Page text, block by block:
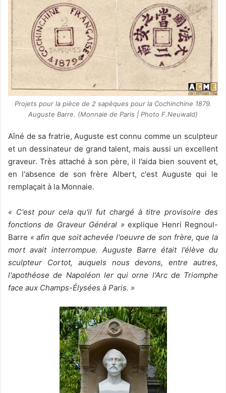
Projets pour la pièce de 2 sapèques pour la Cochinchine 1879.
Auguste Barre. (Monnaie de Paris | Photo F.Neuwald)
Aîné de sa fratrie, Auguste est connu comme un sculpteur
et un dessinateur de grand talent, mais aussi un excellent
graveur. Très attaché à son père, il l’aida bien souvent et,
en l'absence de son frère Albert, c'est Auguste qui le
remplaçait à la Monnaie.
« C'est pour cela qu'il fut chargé à titre provisoire des
fonctions de Graveur Général »explique Henri Regnoul-
Barre « afin que soit achevée l'oeuvre de son frère, que la
mort avait interrompue. Auguste Barre était l’élève du
sculpteur Cortot, auquels nous devons, entre autres,
l'apothéose de Napoléon Ier qui orne l'Arc de Triomphe
face aux Champs-Élysées à Paris. »